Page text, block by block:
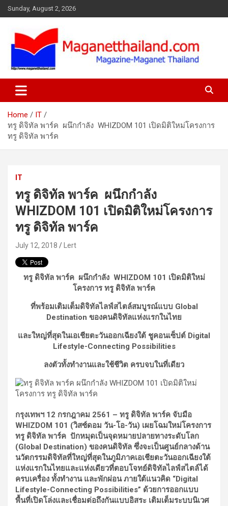
Skip
to
Sunday, August 2, 2026
Home
IT
ทรู ดิจิทัล พาร์ค ผนึกกำลัง WHIZDOM 101 เปิดมิติใหม่โครงการ
ทรู ดิจิทัล พาร์ค
IT
ทรู ดิจิทัล พาร์ค ผนึกกำลัง
WHIZDOM 101 เปิดมิติใหม่โครงการ
ทรู ดิจิทัล พาร์ค
July 12, 2018 Lert
ทรู ดิจิทัล พาร์ค ผนึกกำลัง WHIZDOM 101 เปิดมิติใหม่
โครงการ ทรู ดิจิทัล พาร์ค
ที่พร้อมเติมเต็มดิจิทัลไลฟ์สไตล์สมบูรณ์แบบ Global
Destination ของคนดิจิทัลแห่งแรกในไทย
และใหญ่ที่สุดในเอเชียตะวันออกเฉียงใต้ ชูคอนเซ็ปต์ Digital
Lifestyle-Connecting Possibilities
ลงตัวทั้งทำงานและใช้ชีวิต ครบจบในที่เดียว
กรุงเทพฯ 12 กรกฎาคม 2561 – ทรู ดิจิทัล พาร์ค จับมือ
WHIZDOM 101 (วิสซ์ดอม วัน-โอ-วัน) เผยโฉมใหม่โครงการ
ทรู ดิจิทัล พาร์ค ปักหมุดเป็นจุดหมายปลายทางระดับโลก
(Global Destination) ของคนดิจิทัล ซึ่งจะเป็นศูนย์กลางด้าน
นวัตกรรมดิจิทัลที่ใหญ่ที่สุดในภูมิภาคเอเชียตะวันออกเฉียงใต้
แห่งแรกในไทยและแห่งเดียวที่ตอบโจทย์ดิจิทัลไลฟ์สไตล์ได้
ครบเครื่อง ทั้งทำงาน และพักผ่อน ภายใต้แนวคิด “Digital
Lifestyle-Connecting Possibilities” ด้วยการออกแบบ
พื้นที่เปิดโล่งและเชื่อมต่อถึงกันแบบอิสระ เติมเต็มระบบนิเวศ